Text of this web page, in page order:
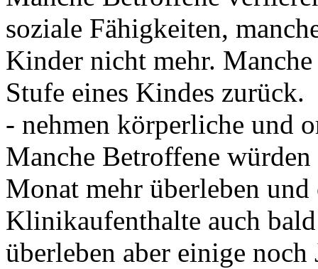
soziale Fähigkeiten,
Kinder nicht mehr.
Stufe eines Kindes zurück.
- nehmen körperliche und
Manche Betroffene
Monat mehr überleben und
Klinikaufenthalte auch
überleben aber einige